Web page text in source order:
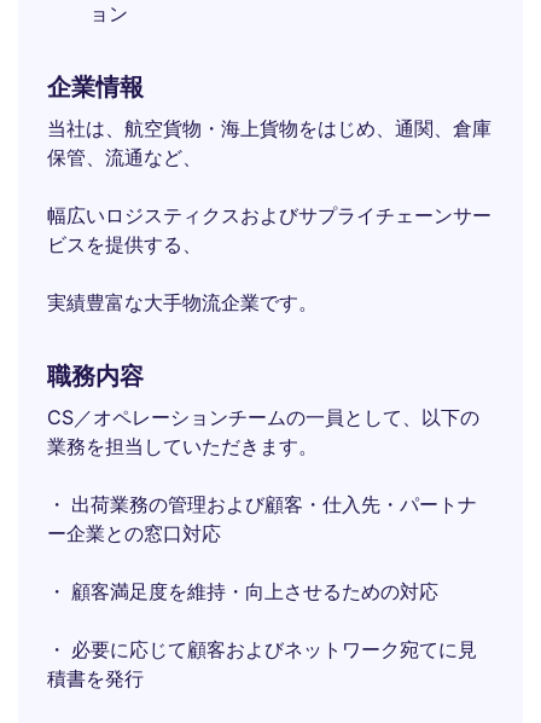
ョン
企業情報
当社は、航空貨物・海上貨物をはじめ、通関、倉庫
保管、流通など、
幅広いロジスティクスおよびサプライチェーンサー
ビスを提供する、
実績豊富な大手物流企業です。
職務内容
CS／オペレーションチームの一員として、以下の
業務を担当していただきます。
・ 出荷業務の管理および顧客・仕入先・パートナ
ー企業との窓口対応
・ 顧客満足度を維持・向上させるための対応
・ 必要に応じて顧客およびネットワーク宛てに見
積書を発行